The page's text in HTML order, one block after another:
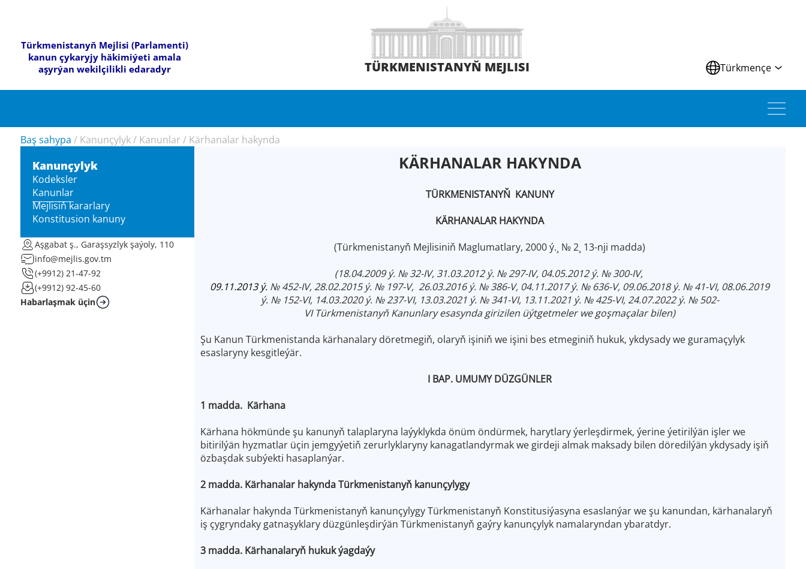
Türkmenistanyň Mejlisi (Parlamenti)
kanun çykaryjy häkimiýeti amala
aşyrýan wekilçilikli edaradyr
TÜRKMENISTANYŇ MEJLISI Türkmençe
Baş sahypa / Kanunçylyk / Kanunlar / Kärhanalar hakynda
Kanunçylyk
Kodeksler
Kanunlar
Mejlisiň kararlary
Konstitusion kanuny
Aşgabat ş., Garaşsyzlyk şaýoly, 110
info@mejlis.gov.tm
(+9912) 21-47-92
(+9912) 92-45-60
Habarlaşmak üçin
KÄRHANALAR HAKYNDA
TÜRKMENISTANYŇ KANUNY
KÄRHANALAR HAKYNDA
(Türkmenistanyň Mejlisiniň Maglumatlary, 2000 ý.¸ № 2¸ 13-nji madda)
(18.04.2009 ý. № 32-IV, 31.03.2012 ý. № 297-IV, 04.05.2012 ý. № 300-IV,
09.11.2013 ý. № 452-IV, 28.02.2015 ý. № 197-V, 26.03.2016 ý. № 386-V, 04.11.2017 ý. № 636-V, 09.06.2018 ý. № 41-VI, 08.06.2019
ý. № 152-VI, 14.03.2020 ý. № 237-VI, 13.03.2021 ý. № 341-VI, 13.11.2021 ý. № 425-VI, 24.07.2022 ý. № 502-
VI Türkmenistanyň Kanunlary esasynda girizilen üýtgetmeler we goşmaçalar bilen)
Şu Kanun Türkmenistanda kärhanalary döretmegiň, olaryň işiniň we işini bes etmeginiň hukuk, ykdysady we guramaçylyk
esaslaryny kesgitleýär.
I BAP. UMUMY DÜZGÜNLER
1 madda. Kärhana
Kärhana hökmünde şu kanunyň talaplaryna laýyklykda önüm öndürmek, harytlary ýerleşdirmek, ýerine ýetirilýän işler we
bitirilýän hyzmatlar üçin jemgyýetiň zerurlyklaryny kanagatlandyrmak we girdeji almak maksady bilen döredilýän ykdysady işiň
özbaşdak subýekti hasaplanýar.
2 madda. Kärhanalar hakynda Türkmenistanyň kanunçylygy
Kärhanalar hakynda Türkmenistanyň kanunçylygy Türkmenistanyň Konstitusiýasyna esaslanýar we şu kanundan, kärhanalaryň
iş çygryndaky gatnaşyklary düzgünleşdirýän Türkmenistanyň gaýry kanunçylyk namalaryndan ybaratdyr.
3 madda. Kärhanalaryň hukuk ýagdaýy